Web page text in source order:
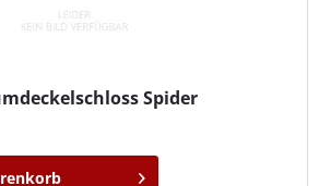
Spider